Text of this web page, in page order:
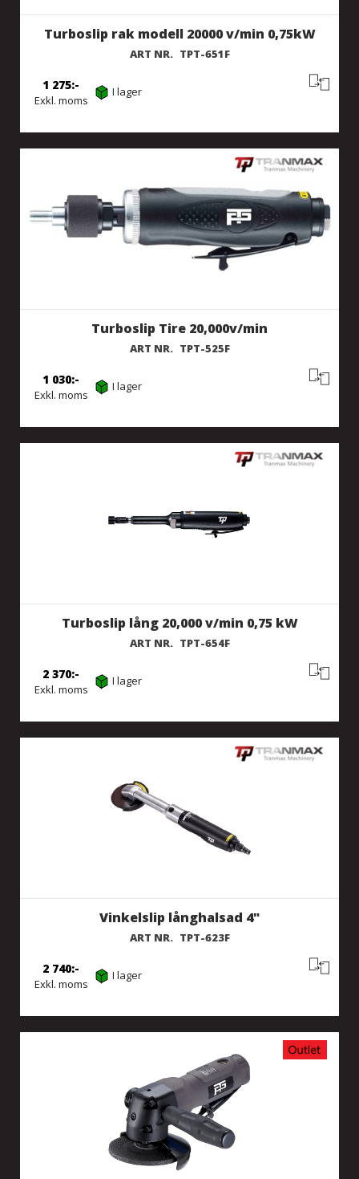
Turboslip rak modell 20000 v/min 0,75kW
ART NR. TPT-651F
Exkl. moms
1 275 I lager
Turboslip Tire 20,000v/min
ART NR. TPT-525F
Exkl. moms
1 030 I lager
Turboslip lång 20,000 v/min 0,75 kW
ART NR. TPT-654F
Exkl. moms
2 370 I lager
Vinkelslip långhalsad 4"
ART NR. TPT-623F
Exkl. moms
2 740 I lager